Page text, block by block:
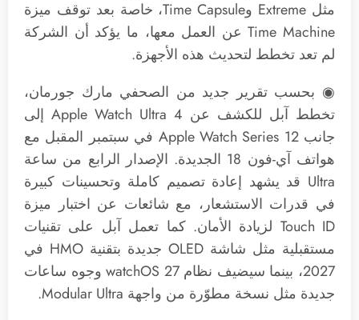
مثل Extreme وTime Capsule، خاصة بعد توقف ميزة
Time Machine عن العمل معها، ما يؤكد أن الشركة
لم تعد تخطط لتحديث هذه الأجهزة.
◉ بحسب تقرير جديد من الصحفي مارك جورمان،
تخطط آبل للكشف عن Apple Watch Ultra 4 إلى
جانب Apple Watch Series 12 في سبتمبر المقبل مع
هواتف آي-فون 18 الجديدة. الإصدار الرابع من ساعة
Ultra قد يشهد إعادة تصميم كاملة وتحسينات كبيرة
في قدرات الاستشعار، مع شائعات عن اختبار ميزة
Touch ID لزيادة الأمان. كما تعمل آبل على تقنيات
مستقبلية مثل شاشة OLED جديدة بتقنية HMO في
2027، بينما سيضيف نظام watchOS 27 وجوه ساعات
جديدة مثل نسخة مطوّرة من واجهة Modular Ultra.